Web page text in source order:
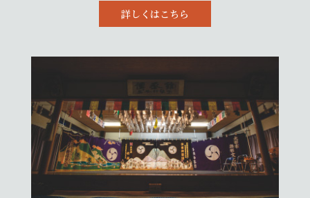
詳しくはこちら